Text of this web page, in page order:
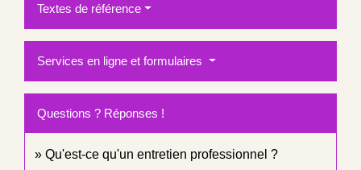
Textes de référence
Services en ligne et formulaires
Questions ? Réponses !
Qu'est-ce qu'un entretien professionnel ?